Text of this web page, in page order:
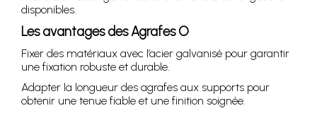
disponibles.
Les avantages des Agrafes O
Fixer des matériaux avec l’acier galvanisé pour garantir
une fixation robuste et durable.
Adapter la longueur des agrafes aux supports pour
obtenir une tenue fiable et une finition soignée.